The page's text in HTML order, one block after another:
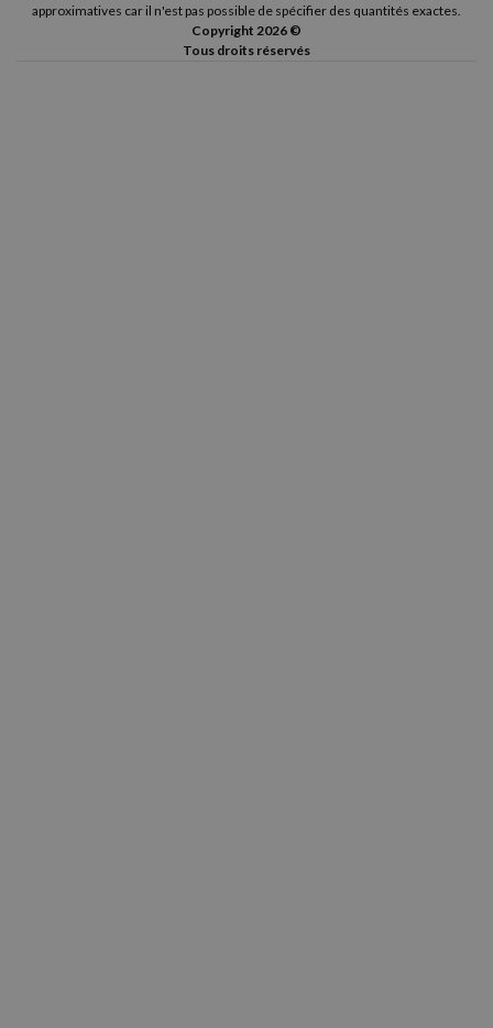
approximatives car il n'est pas possible de spécifier des quantités exactes.
Copyright 2026 ©
Tous droits réservés